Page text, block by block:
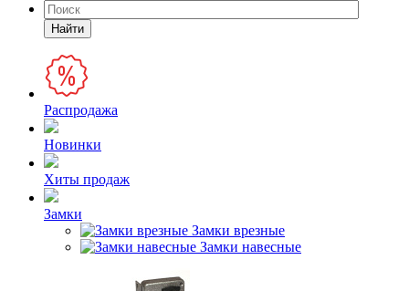
Найти
Распродажа
Новинки
Хиты продаж
Замки
Замки врезные
Замки навесные